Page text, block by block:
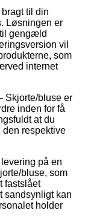
til din
Løsningen er
gengæld
vil
som
internet
Skjorte/bluse er
inden for få
at du
den respektive
på en
bluse, som
fastslået
sandsynligt kan
holder